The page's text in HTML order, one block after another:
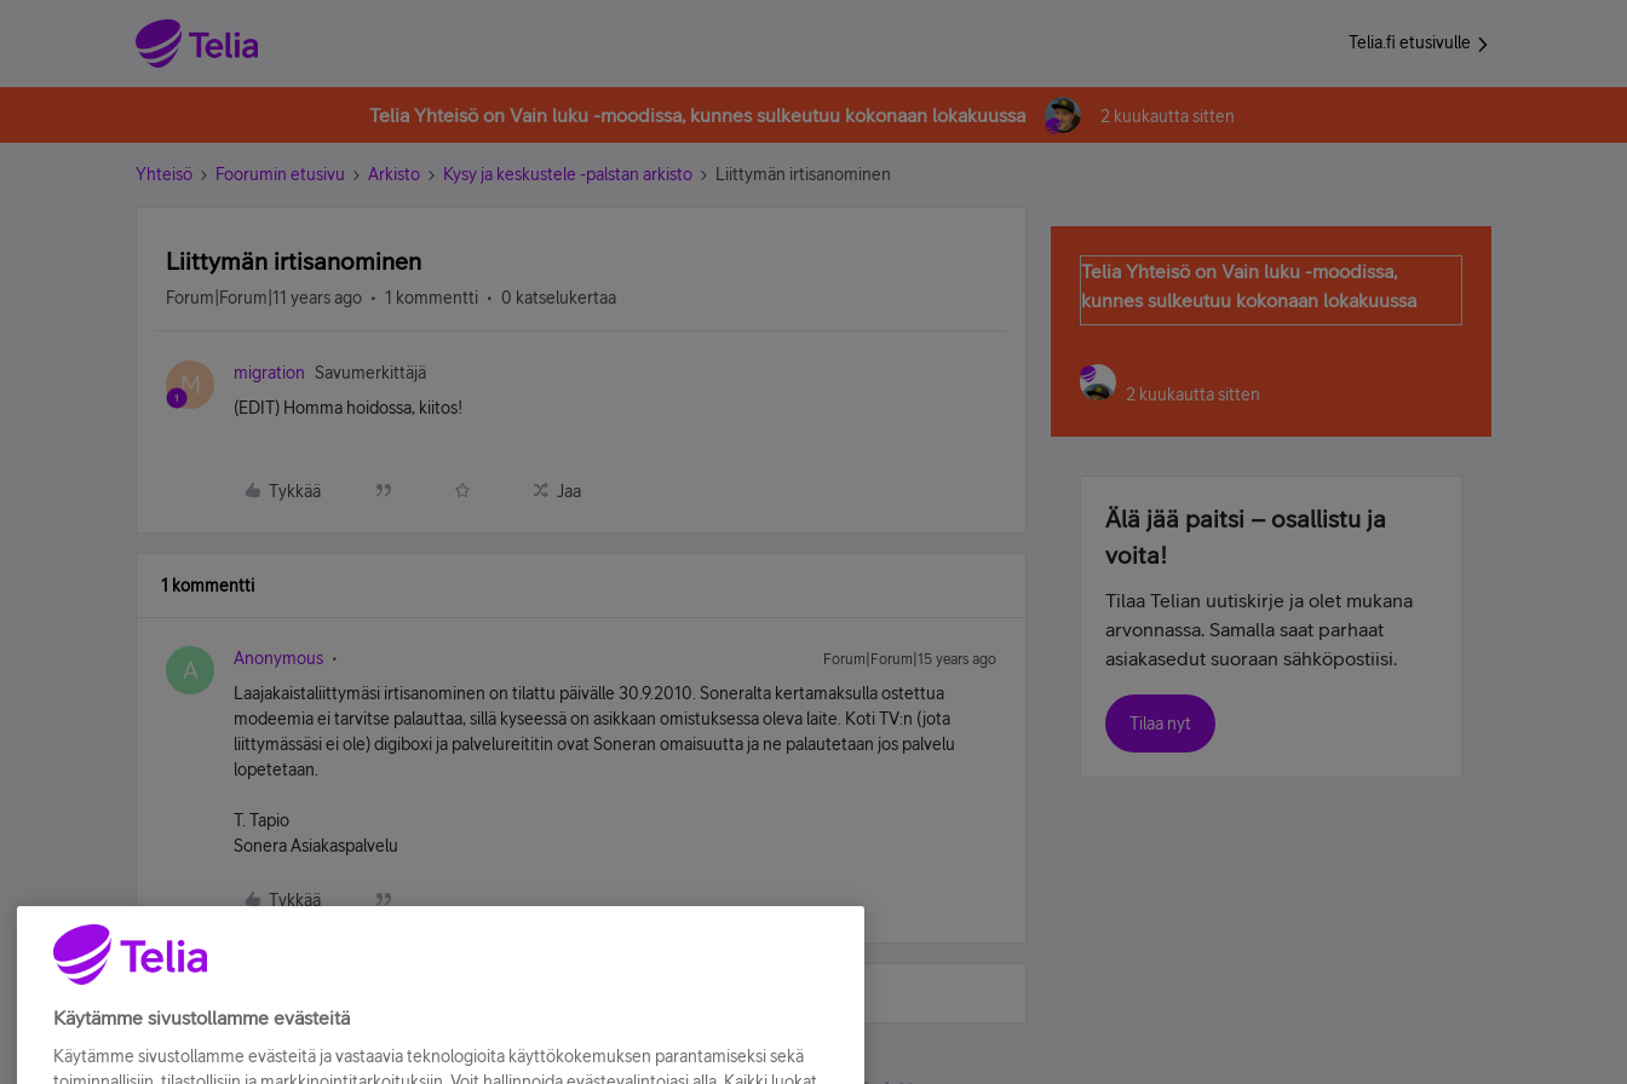
Telia.fi etusivulle
Telia Yhteisö on Vain luku -moodissa, kunnes sulkeutuu kokonaan lokakuussa 2 kuukautta sitten
Yhteisö Foorumin etusivu Arkisto Kysy ja keskustele -palstan arkisto Liittymän irtisanominen
Liittymän irtisanominen
Forum|Forum|11 years ago 1 kommentti 0 katselukertaa
M migration
Savumerkittäjä
(EDIT) Homma hoidossa, kiitos!
Tykkää Jaa
1 kommentti
A Anonymous Forum|Forum|15 years ago
Laajakaistaliittymäsi irtisanominen on tilattu päivälle 30.9.2010. Soneralta kertamaksulla ostettua
modeemia ei tarvitse palauttaa, sillä kyseessä on asikkaan omistuksessa oleva laite. Koti TV:n (jota
liittymässäsi ei ole) digiboxi ja palvelureititin ovat Soneran omaisuutta ja ne palautetaan jos palvelu
lopetetaan.
T. Tapio
Sonera Asiakaspalvelu
Tykkää
Telia Yhteisö on Vain luku -moodissa,
kunnes sulkeutuu kokonaan lokakuussa
2 kuukautta sitten
Älä jää paitsi – osallistu ja
voita!
Tilaa Telian uutiskirje ja olet mukana
arvonnassa. Samalla saat parhaat
asiakasedut suoraan sähköpostiisi.
Tilaa nyt
Käytämme sivustollamme evästeitä
Käytämme sivustollamme evästeitä ja vastaavia teknologioita käyttökokemuksen parantamiseksi sekä